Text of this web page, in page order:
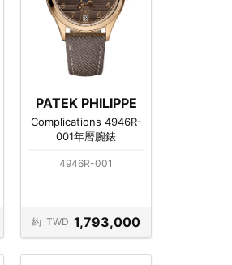
PATEK PHILIPPE
Complications 4946R-
001年曆腕錶
4946R-001
約 TWD 1,793,000